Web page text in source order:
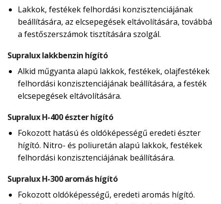
Lakkok, festékek felhordási konzisztenciájának
beállítására, az elcsepegések eltávolítására, továbbá
a festőszerszámok tisztítására szolgál.
Supralux lakkbenzin hígító
Alkid műgyanta alapú lakkok, festékek, olajfestékek
felhordási konzisztenciájának beállítására, a festék
elcsepegések eltávolítására.
Supralux H-400 észter hígító
Fokozott hatású és oldóképességű eredeti észter
hígító. Nitro- és poliuretán alapú lakkok, festékek
felhordási konzisztenciájának beállítására.
Supralux H-300 aromás hígító
Fokozott oldóképességű, eredeti aromás hígító.